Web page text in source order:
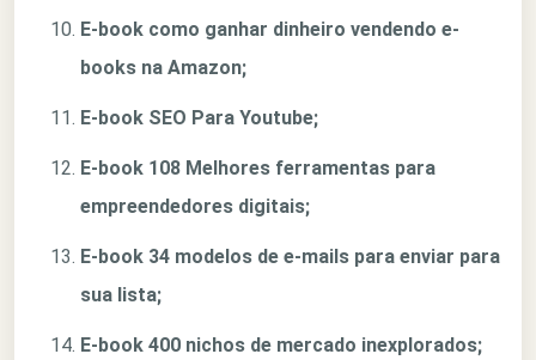
E-book como ganhar dinheiro vendendo e-
books na Amazon;
E-book SEO Para Youtube;
E-book 108 Melhores ferramentas para
empreendedores digitais;
E-book 34 modelos de e-mails para enviar para
sua lista;
E-book 400 nichos de mercado inexplorados;